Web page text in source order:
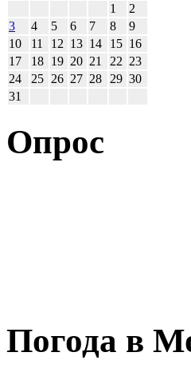
1
2
3
4 5 6 7 8
9
10
11 12 13 14 15 16
17
18 19 20 21 22 23
24
25 26 27 28 29 30
31
Опрос
Погода в